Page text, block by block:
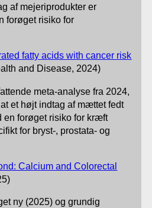
af mejeriprodukter er
forøget risiko for
fatty acids with cancer risk
and Disease, 2024)
meta-analyse fra 2024,
et højt indtag af mættet fedt
en forøget risiko for kræft
for bryst-, prostata- og
Calcium and Colorectal
ny (2025) og grundig